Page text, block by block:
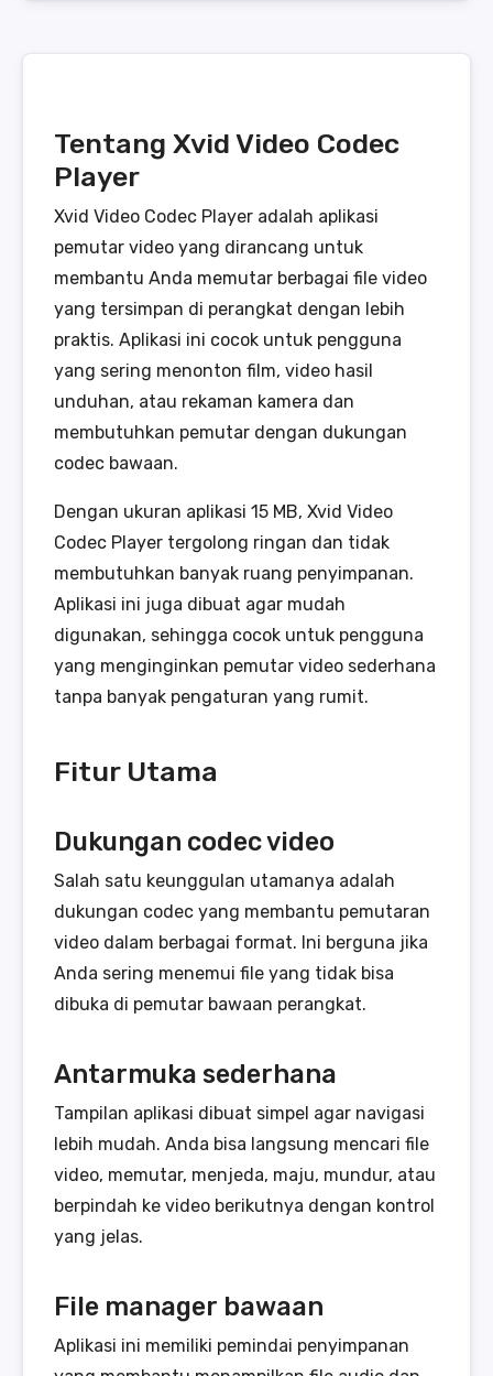
Tentang Xvid Video Codec
Player
Xvid Video Codec Player adalah aplikasi
pemutar video yang dirancang untuk
membantu Anda memutar berbagai file video
yang tersimpan di perangkat dengan lebih
praktis. Aplikasi ini cocok untuk pengguna
yang sering menonton film, video hasil
unduhan, atau rekaman kamera dan
membutuhkan pemutar dengan dukungan
codec bawaan.
Dengan ukuran aplikasi 15 MB, Xvid Video
Codec Player tergolong ringan dan tidak
membutuhkan banyak ruang penyimpanan.
Aplikasi ini juga dibuat agar mudah
digunakan, sehingga cocok untuk pengguna
yang menginginkan pemutar video sederhana
tanpa banyak pengaturan yang rumit.
Fitur Utama
Dukungan codec video
Salah satu keunggulan utamanya adalah
dukungan codec yang membantu pemutaran
video dalam berbagai format. Ini berguna jika
Anda sering menemui file yang tidak bisa
dibuka di pemutar bawaan perangkat.
Antarmuka sederhana
Tampilan aplikasi dibuat simpel agar navigasi
lebih mudah. Anda bisa langsung mencari file
video, memutar, menjeda, maju, mundur, atau
berpindah ke video berikutnya dengan kontrol
yang jelas.
File manager bawaan
Aplikasi ini memiliki pemindai penyimpanan